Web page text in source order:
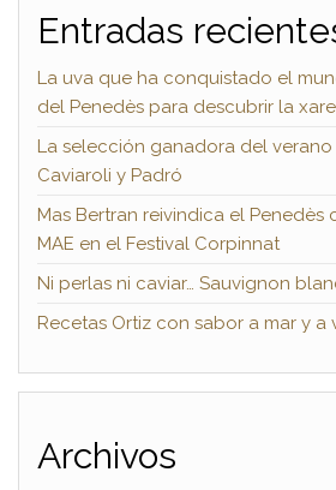
Entradas
La uva que ha conquistado el
del Penedès para descubrir la
La selección ganadora del verano
Caviaroli y Padró
Mas Bertran reivindica el Penedès
MAE en el Festival Corpinnat
Ni perlas ni caviar… Sauvignon
Recetas Ortiz con sabor a mar y a
Archivos